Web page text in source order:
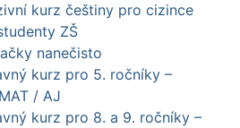
kurz češtiny pro cizince
ZŠ
nanečisto
kurz pro 5. ročníky –
/ AJ
kurz pro 8. a 9. ročníky –